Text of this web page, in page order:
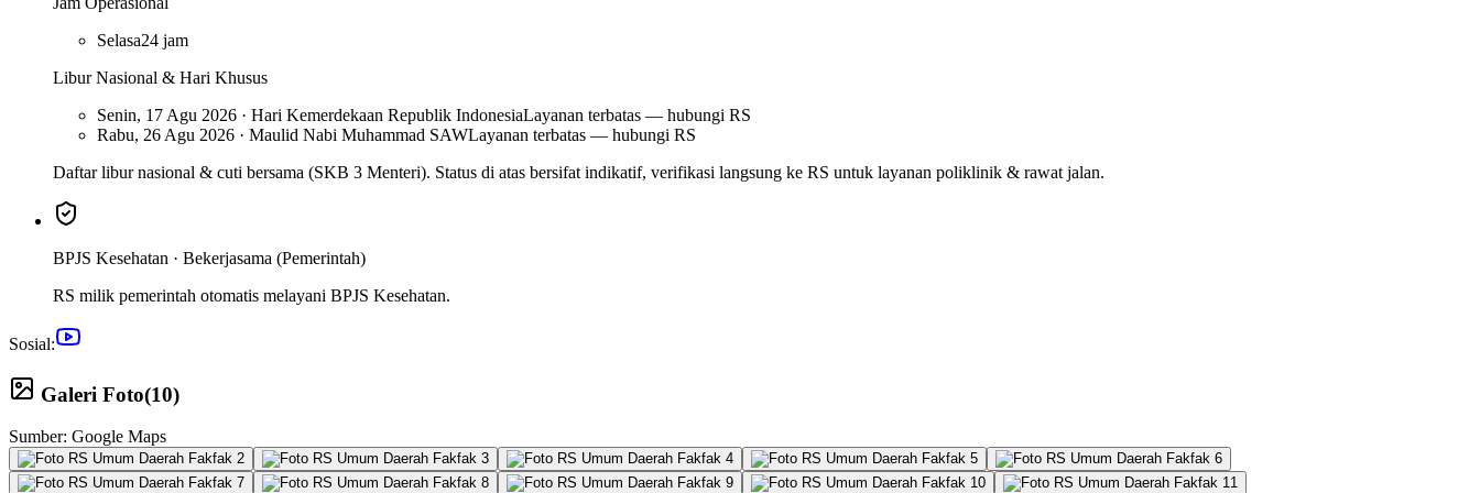
Selasa24 jam
Libur Nasional & Hari Khusus
Senin, 17 Agu 2026 · Hari Kemerdekaan Republik IndonesiaLayanan terbatas — hubungi RS
Rabu, 26 Agu 2026 · Maulid Nabi Muhammad SAWLayanan terbatas — hubungi RS
Daftar libur nasional & cuti bersama (SKB 3 Menteri). Status di atas bersifat indikatif, verifikasi langsung ke RS untuk layanan poliklinik & rawat jalan.
BPJS Kesehatan · Bekerjasama (Pemerintah)
RS milik pemerintah otomatis melayani BPJS Kesehatan.
Sosial:
Galeri Foto(10)
Sumber: Google Maps